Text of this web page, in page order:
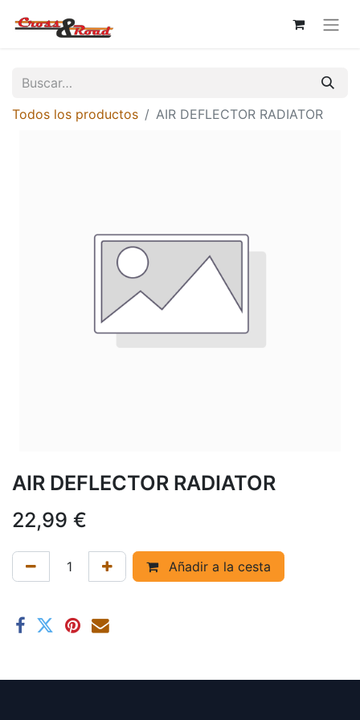
Todos los productos AIR DEFLECTOR RADIATOR
AIR DEFLECTOR RADIATOR
22,99 €
Añadir a la cesta